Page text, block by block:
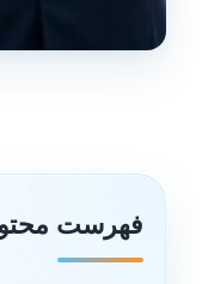
فهرست